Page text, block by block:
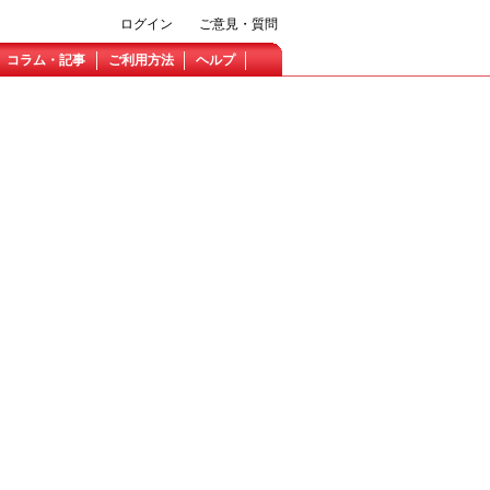
ご意見・質問
ログイン
コラム・記事 ご利用方法 ヘルプ